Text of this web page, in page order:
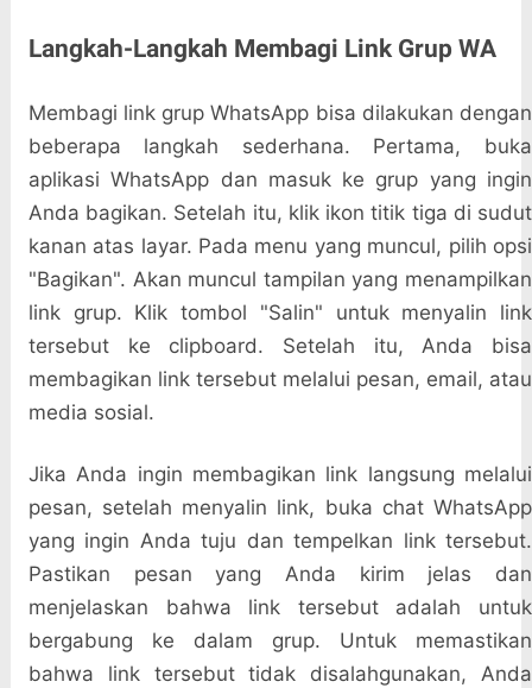
Langkah-Langkah Membagi Link Grup WA
Membagi link grup WhatsApp bisa dilakukan dengan
beberapa langkah sederhana. Pertama, buka
aplikasi WhatsApp dan masuk ke grup yang ingin
Anda bagikan. Setelah itu, klik ikon titik tiga di sudut
kanan atas layar. Pada menu yang muncul, pilih opsi
"Bagikan". Akan muncul tampilan yang menampilkan
link grup. Klik tombol "Salin" untuk menyalin link
tersebut ke clipboard. Setelah itu, Anda bisa
membagikan link tersebut melalui pesan, email, atau
media sosial.
Jika Anda ingin membagikan link langsung melalui
pesan, setelah menyalin link, buka chat WhatsApp
yang ingin Anda tuju dan tempelkan link tersebut.
Pastikan pesan yang Anda kirim jelas dan
menjelaskan bahwa link tersebut adalah untuk
bergabung ke dalam grup. Untuk memastikan
bahwa link tersebut tidak disalahgunakan, Anda